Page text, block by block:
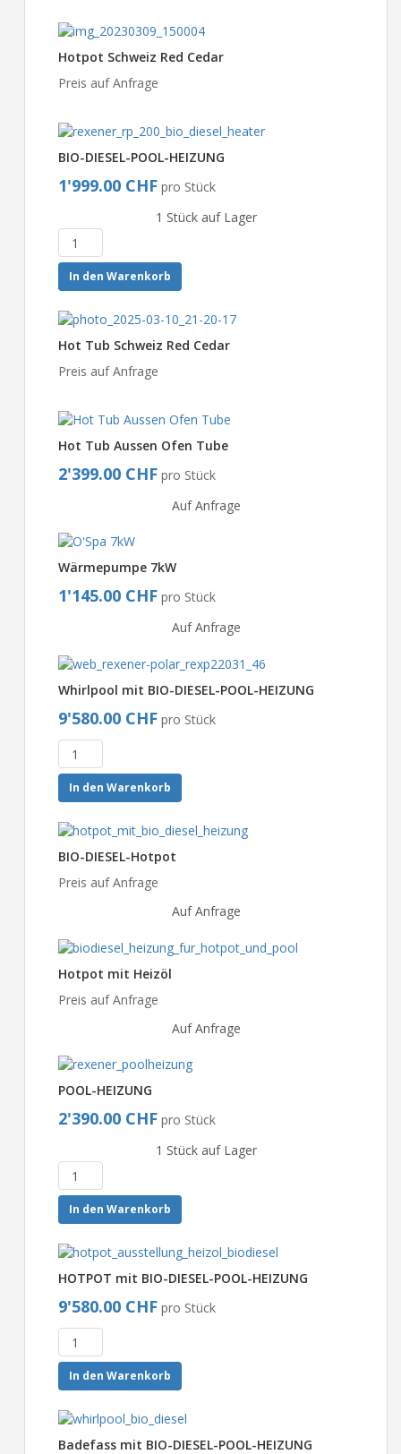
Hotpot Schweiz Red Cedar
Preis auf Anfrage
BIO-DIESEL-POOL-HEIZUNG
1'999.00 CHF pro Stück
1 Stück auf Lager
In den Warenkorb
Hot Tub Schweiz Red Cedar
Preis auf Anfrage
Hot Tub Aussen Ofen Tube
2'399.00 CHF pro Stück
Auf Anfrage
Wärmepumpe 7kW
1'145.00 CHF pro Stück
Auf Anfrage
Whirlpool mit BIO-DIESEL-POOL-HEIZUNG
9'580.00 CHF pro Stück
In den Warenkorb
BIO-DIESEL-Hotpot
Preis auf Anfrage
Auf Anfrage
Hotpot mit Heizöl
Preis auf Anfrage
Auf Anfrage
POOL-HEIZUNG
2'390.00 CHF pro Stück
1 Stück auf Lager
In den Warenkorb
HOTPOT mit BIO-DIESEL-POOL-HEIZUNG
9'580.00 CHF pro Stück
In den Warenkorb
Badefass mit BIO-DIESEL-POOL-HEIZUNG